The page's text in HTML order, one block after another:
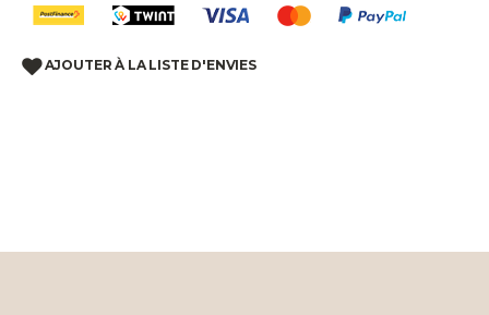
AJOUTER À LA LISTE D'ENVIES